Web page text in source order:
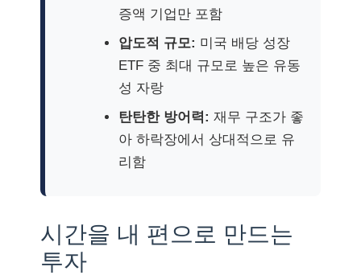
증액 기업만 포함
압도적 규모: 미국 배당 성장
ETF 중 최대 규모로 높은 유동
성 자랑
탄탄한 방어력: 재무 구조가 좋
아 하락장에서 상대적으로 유
리함
시간을 내 편으로 만드는
투자